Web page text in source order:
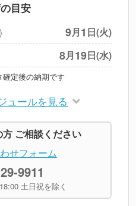
円
※上記小計は税別です
目安
9月1 日(火)
8月19日(水)
確定後の納期です
ュールを見る
ご相談ください
せフォーム
9911
土日祝を除く